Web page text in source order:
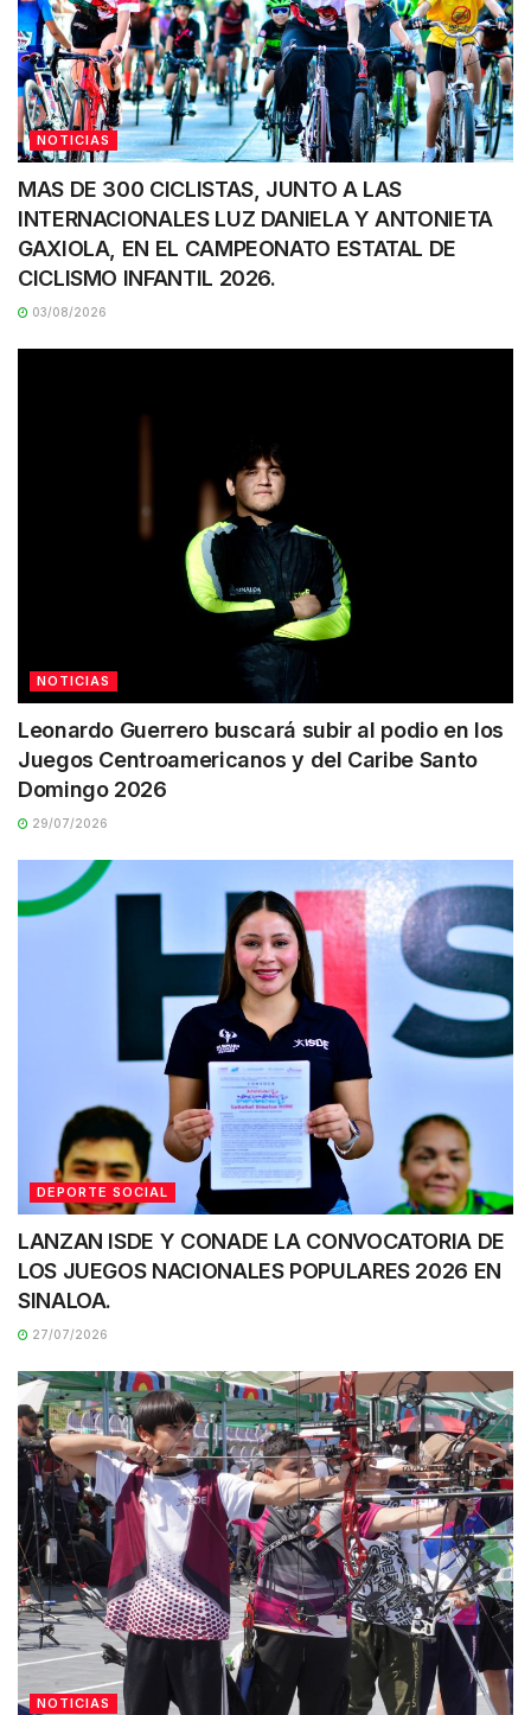
NOTICIAS
MAS DE 300 CICLISTAS, JUNTO A LAS
INTERNACIONALES LUZ DANIELA Y ANTONIETA
GAXIOLA, EN EL CAMPEONATO ESTATAL DE
CICLISMO INFANTIL 2026.
03/08/2026
NOTICIAS
Leonardo Guerrero buscará subir al podio en los
Juegos Centroamericanos y del Caribe Santo
Domingo 2026
29/07/2026
DEPORTE SOCIAL
LANZAN ISDE Y CONADE LA CONVOCATORIA DE
LOS JUEGOS NACIONALES POPULARES 2026 EN
SINALOA.
27/07/2026
NOTICIAS